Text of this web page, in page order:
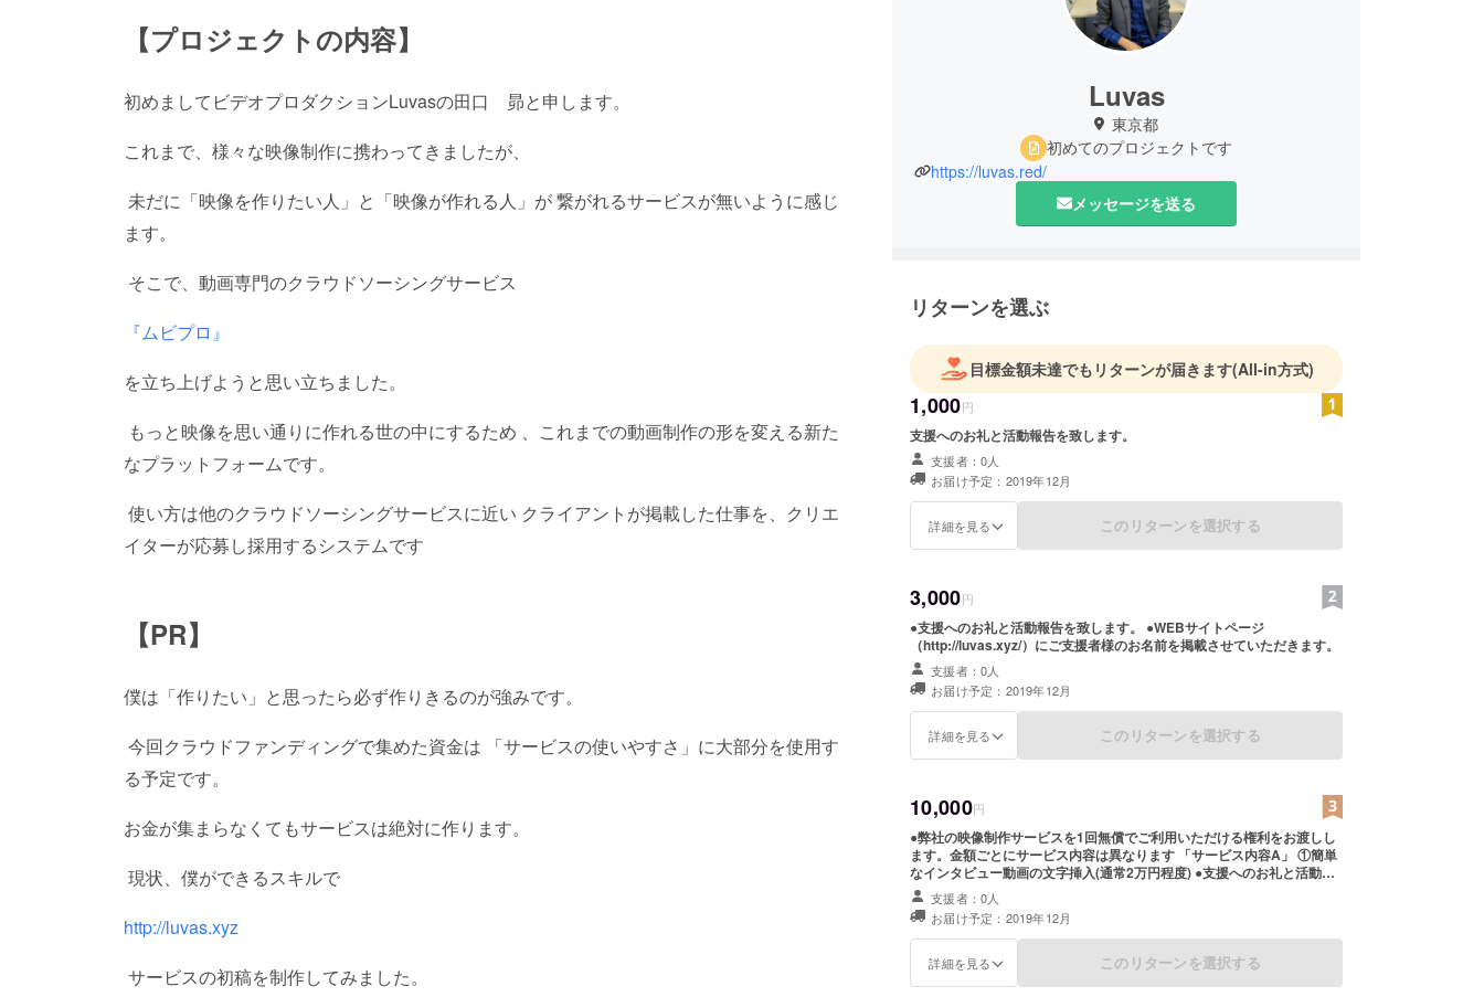
【プロジェクトの内容】
初めましてビデオプロダクションLuvasの田口 昴と申します。
これまで、様々な映像制作に携わってきましたが、
未だに「映像を作りたい人」と「映像が作れる人」が 繋がれるサービスが無いように感じ
ます。
そこで、動画専門のクラウドソーシングサービス
『ムビプロ』
を立ち上げようと思い立ちました。
もっと映像を思い通りに作れる世の中にするため 、これまでの動画制作の形を変える新た
なプラットフォームです。
使い方は他のクラウドソーシングサービスに近い クライアントが掲載した仕事を、クリエ
イターが応募し採用するシステムです
【PR】
僕は「作りたい」と思ったら必ず作りきるのが強みです。
今回クラウドファンディングで集めた資金は 「サービスの使いやすさ」に大部分を使用す
る予定です。
お金が集まらなくてもサービスは絶対に作ります。
現状、僕ができるスキルで
http://luvas.xyz
サービスの初稿を制作してみました。
Luvas
東京都
初めてのプロジェクトです
https://luvas.red/
メッセージを送る
リターンを選ぶ
目標金額未達でもリターンが届きます(All-in方式)
1,000円
支援へのお礼と活動報告を致します。
支援者：0人
お届け予定：2019年12月
詳細を見る このリターンを選択する
3,000円
●支援へのお礼と活動報告を致します。 ●WEBサイトページ
（http://luvas.xyz/）にご支援者様のお名前を掲載させていただきます。
支援者：0人
お届け予定：2019年12月
詳細を見る このリターンを選択する
10,000円
●弊社の映像制作サービスを1回無償でご利用いただける権利をお渡しし
ます。金額ごとにサービス内容は異なります 「サービス内容A」 ①簡単
なインタビュー動画の文字挿入(通常2万円程度) ●支援へのお礼と活動報
告を致します。 ●WEBサイトページにご支援者様のお名前を掲載させて
いただきます。 ※有効期限は1年間となります。 ※動画制作の詳細につき
ましては弊社HPよりお問い合わせください。 ※ご希望の内容によっては
別途お見積りとなる場合がございます。
支援者：0人
お届け予定：2019年12月
詳細を見る このリターンを選択する